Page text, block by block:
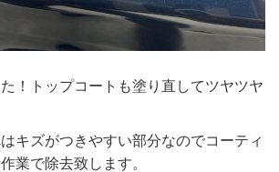
！トップコートも塗り直してツヤツヤ
キズがつきやすい部分なのでコーティ
業で除去致します。